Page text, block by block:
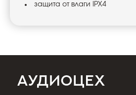
защита от влаги IPX4